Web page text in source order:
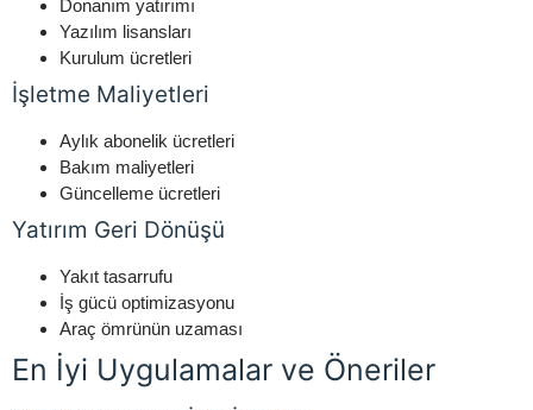
Donanım yatırımı
Yazılım lisansları
Kurulum ücretleri
İşletme Maliyetleri
Aylık abonelik ücretleri
Bakım maliyetleri
Güncelleme ücretleri
Yatırım Geri Dönüşü
Yakıt tasarrufu
İş gücü optimizasyonu
Araç ömrünün uzaması
En İyi Uygulamalar ve Öneriler